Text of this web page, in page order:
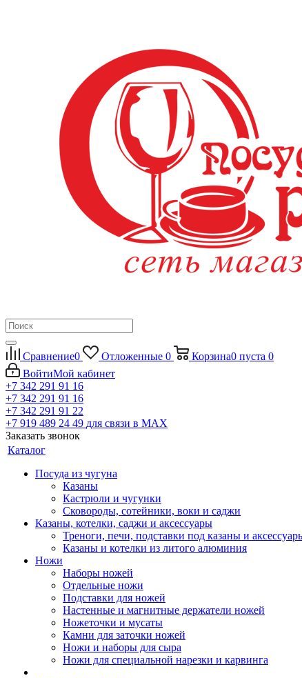
Сравнение0 Отложенные 0 Корзина0 пуста 0
ВойтиМой кабинет
+7 342 291 91 16
+7 342 291 91 16
+7 342 291 91 22
+7 919 489 24 49 для связи в МАХ
Заказать звонок
Каталог
Посуда из чугуна
Казаны
Кастрюли и чугунки
Сковороды, сотейники, воки и саджи
Казаны, котелки, саджи и аксессуары
Треноги, печи, подставки под казаны и
Казаны и котелки из литого алюминия
Ножи
Наборы ножей
Отдельные ножи
Подставки для ножей
Настенные и магнитные держатели ножей
Ножеточки и мусаты
Камни для заточки ножей
Ножи и наборы для сыра
Ножи для специальной нарезки и карвинга